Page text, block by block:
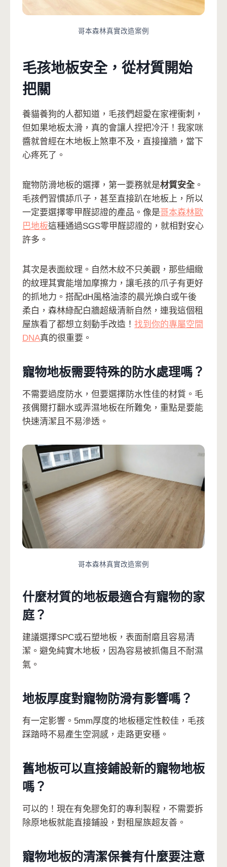
哥本森林真實改造案例
毛孩地板安全，從材質開始
把關
養貓養狗的人都知道，毛孩們超愛在家裡衝刺，
但如果地板太滑，真的會讓人捏把冷汗！我家咪
醬就曾經在木地板上煞車不及，直接撞牆，當下
心疼死了。
寵物防滑地板的選擇，第一要務就是材質安全 。
毛孩們習慣舔爪子，甚至直接趴在地板上，所以
一定要選擇零甲醛認證的產品。像是哥本森林歐
巴地板這種通過SGS零甲醛認證的，就相對安心
許多。
其次是表面紋理。自然木紋不只美觀，那些細緻
的紋理其實能增加摩擦力，讓毛孩的爪子有更好
的抓地力。搭配dH風格油漆的晨光煥白或午後
柔白，森林綠配白牆超級清新自然，連我這個租
屋族看了都想立刻動手改造！ 找到你的專屬空間
DNA真的很重要。
寵物地板需要特殊的防水處理嗎？
不需要過度防水，但要選擇防水性佳的材質。毛
孩偶爾打翻水或弄濕地板在所難免，重點是要能
快速清潔且不易滲透。
哥本森林真實改造案例
什麼材質的地板最適合有寵物的家
庭？
建議選擇SPC或石塑地板，表面耐磨且容易清
潔。避免純實木地板，因為容易被抓傷且不耐濕
氣。
地板厚度對寵物防滑有影響嗎？
有一定影響。5mm厚度的地板穩定性較佳，毛孩
踩踏時不易產生空洞感，走路更安穩。
舊地板可以直接鋪設新的寵物地板
嗎？
可以的！現在有免膠免釘的專利製程，不需要拆
除原地板就能直接鋪設，對租屋族超友善。
寵物地板的清潔保養有什麼要注意